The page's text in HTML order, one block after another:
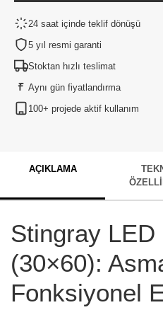
24 saat içinde teklif dönüşü
5 yıl resmi garanti
Stoktan hızlı teslimat
Aynı gün fiyatlandırma
100+ projede aktif kullanım
AÇIKLAMA
Stingray LED
(30×60):
Fonksiyonel